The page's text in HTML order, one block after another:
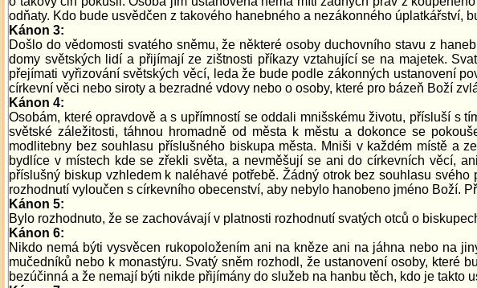
odňaty. Kdo bude usvědčen z takového hanebného a nezákonného
Kánon 3:
Došlo do vědomosti svatého sněmu, že některé osoby duchovního stavu z
domy světských lidí a přijímají ze zištnosti příkazy vztahující se na majetek.
přejímati vyřizování světských věcí, leda že bude podle zákonných ustanovení
církevní věci nebo siroty a bezradné vdovy nebo o osoby, které pro bázeň Boží
Kánon 4:
Osobám, které opravdově a s upřímností se oddali mnišskému životu, přísluší s
světské záležitosti, táhnou hromadně od města k městu a dokonce se
modlitebny bez souhlasu příslušného biskupa města. Mniši v každém místě a
bydlíce v místech kde se zřekli světa, a nevměšují se ani do církevních věcí,
příslušný biskup vzhledem k naléhavé potřebě. Žádný otrok bez souhlasu
rozhodnutí vyloučen s církevního obecenství, aby nebylo hanobeno jméno Boží.
Kánon 5:
Bylo rozhodnuto, že se zachovávají v platnosti rozhodnutí svatých otců o
Kánon 6:
Nikdo nemá býti vysvěcen rukopoložením ani na kněze ani na jáhna nebo na
mučedníků nebo k monastýru. Svatý sněm rozhodl, že ustanovení osoby, které
bezúčinná a že nemají býti nikde přijímány do služeb na hanbu těch, kdo je takto